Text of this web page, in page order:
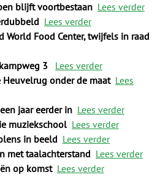
blijft voortbestaan Lees verder
Lees verder
Food Center, twijfels in raad
3
Lees verder
Heuvelrug onder de maat Lees
jaar eerder in Lees verder
muziekschool Lees verder
in beeld Lees verder
met taalachterstand Lees verder
op komst Lees verder